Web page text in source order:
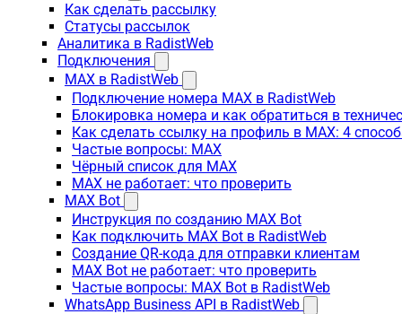
Как сделать рассылку
Статусы рассылок
Аналитика в RadistWeb
Подключения
MAX в RadistWeb
Подключение номера MAX в RadistWeb
Блокировка номера и как обратиться в
Как сделать ссылку на профиль в MAX: 4
Частые вопросы: MAX
Чёрный список для MAX
MAX не работает: что проверить
MAX Bot
Инструкция по созданию MAX Bot
Как подключить MAX Bot в RadistWeb
Создание QR-кода для отправки клиентам
MAX Bot не работает: что проверить
Частые вопросы: MAX Bot в RadistWeb
WhatsApp Business API в RadistWeb